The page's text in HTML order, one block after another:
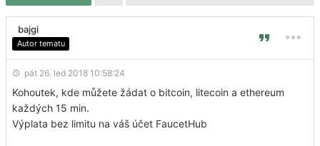
bajgi
Autor tematu
pát 26. led 2018 10:58:24
Kohoutek, kde můžete žádat o bitcoin, litecoin a ethereum
každých 15 min.
Výplata bez limitu na váš účet FaucetHub